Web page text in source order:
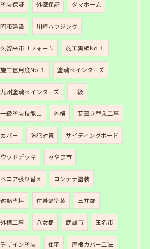
塗装保証 外壁保証 タマホーム
昭和建設 川崎ハウジング
久留米市リフォーム 施工実績No.１
施工信用度No.１ 塗魂ペインターズ
九州塗魂ペインターズ 一級
一級塗装技能士 外構 瓦葺き替え工事
カバー 防犯対策 サイディングボード
ウッドデッキ みやま市
ベニア張り替え コンテナ塗装
遮熱塗料 付帯部塗装 三井郡
外構工事 八女郡 武雄市 玉名市
デザイン塗装 住宅 屋根カバー工法